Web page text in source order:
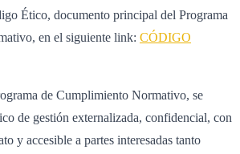
Ético, documento principal del Programa
en el siguiente link: CÓDIGO
de Cumplimiento Normativo, se
de gestión externalizada, confidencial, con
y accesible a partes interesadas tanto